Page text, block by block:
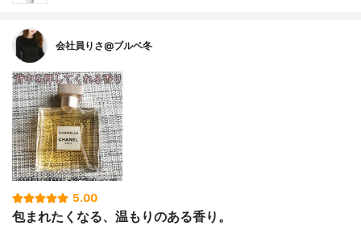
会社員りさ@ブルベ冬
5.00
包まれたくなる、温もりのある香り。